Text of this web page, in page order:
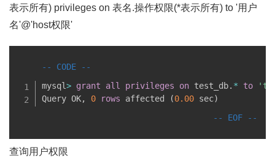
表示所有) privileges on 表名.操作权限(*表示所有) to '用户
名'@'host权限'
mysql> grant all privileges on test_db. * to
Query OK, 0 rows affected (0.00 sec)
查询用户权限